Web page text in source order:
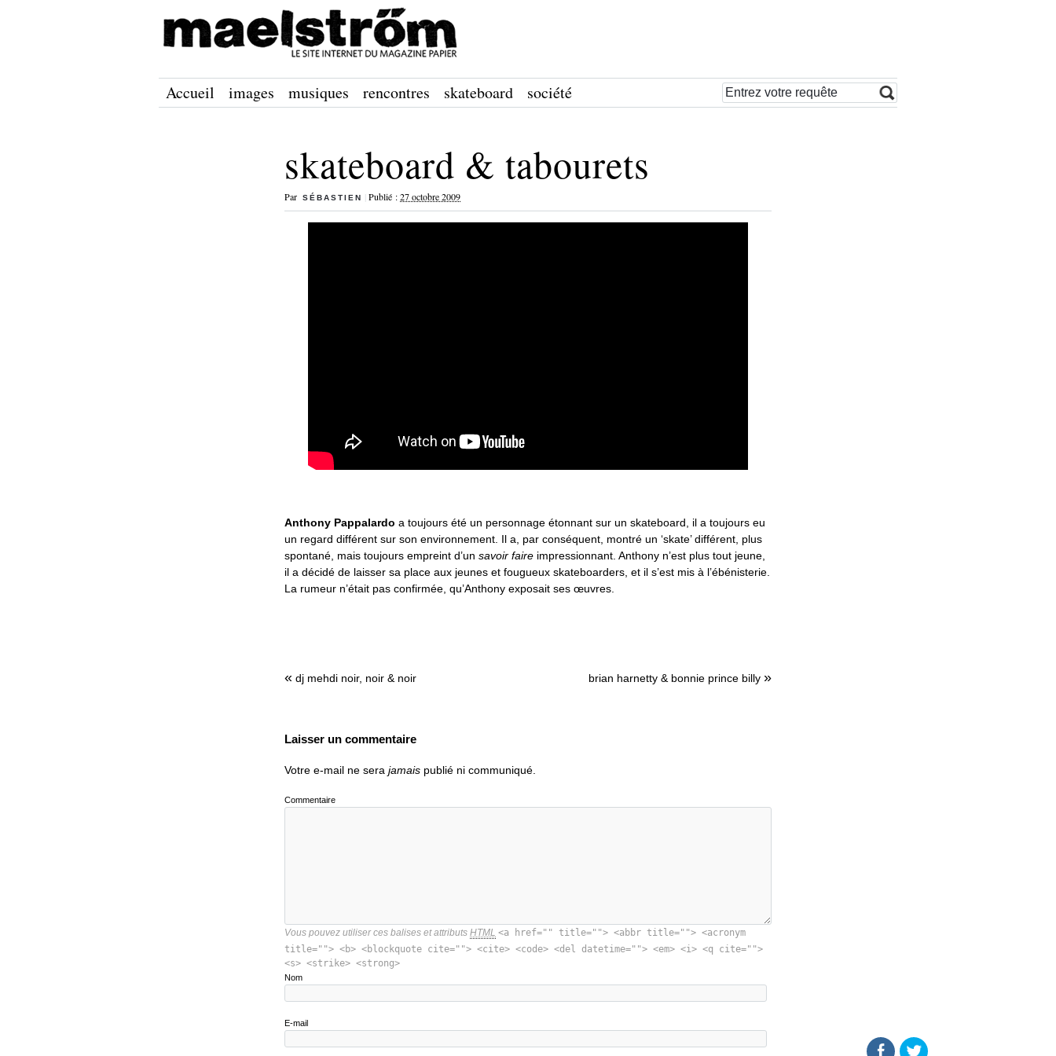
Accueil images musiques rencontres skateboard société
skateboard & tabourets
Par SÉBASTIEN |Publié :27 octobre 2009
Anthony Pappalardo a toujours été un personnage étonnant sur un skateboard, il a toujours eu
un regard différent sur son environnement. Il a, par conséquent, montré un ‘skate’ différent, plus
spontané, mais toujours empreint d’un savoir faire impressionnant. Anthony n’est plus tout jeune,
il a décidé de laisser sa place aux jeunes et fougueux skateboarders, et il s’est mis à l’ébénisterie.
La rumeur n’était pas confirmée, qu’Anthony exposait ses œuvres.
« dj mehdi noir, noir & noir brian harnetty & bonnie prince billy »
Laisser un commentaire
Votre e-mail ne sera jamais publié ni communiqué.
Commentaire
Vous pouvez utiliser ces balises et attributs HTML <a href="" title=""> <abbr title=""> <acronym
title=""> <b> <blockquote cite=""> <cite> <code> <del datetime=""> <em> <i> <q cite="">
<s> <strike> <strong>
Nom
E-mail